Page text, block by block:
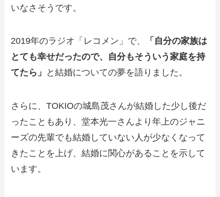
いなさそうです。
2019年のラジオ「レコメン」で、
「自分の家族は
とても幸せだったので、自分もそういう家庭を持
てたら」
と結婚についての夢を語りました。
さらに、TOKIOの城島茂さんが結婚した少し後だ
ったこともあり、堂本光一さんより年上のジャニ
ーズの先輩でも結婚していない人が少なくなって
きたことを上げ、結婚に関心があることを示して
います。